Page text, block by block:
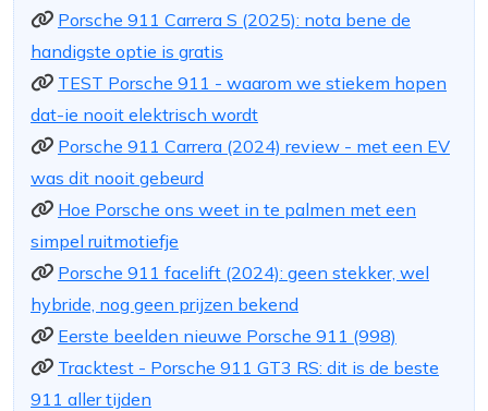
Porsche 911 Carrera S (2025): nota bene de
handigste optie is gratis
TEST Porsche 911 - waarom we stiekem hopen
dat-ie nooit elektrisch wordt
Porsche 911 Carrera (2024) review - met een EV
was dit nooit gebeurd
Hoe Porsche ons weet in te palmen met een
simpel ruitmotiefje
Porsche 911 facelift (2024): geen stekker, wel
hybride, nog geen prijzen bekend
Eerste beelden nieuwe Porsche 911 (998)
Tracktest - Porsche 911 GT3 RS: dit is de beste
911 aller tijden